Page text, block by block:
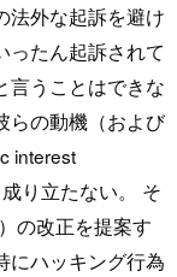
法外な起訴を避け
ったん起訴されて
言うことはできな
らの動機（および
interest
り立たない。 そ
の改正を提案す
にハッキング行為